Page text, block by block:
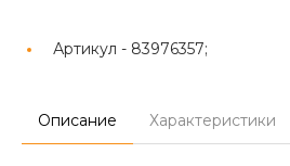
Артикул - 83976357;
Описание Характеристики